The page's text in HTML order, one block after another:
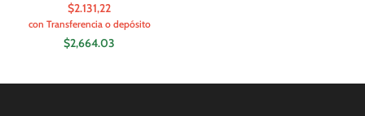
$2.131,22
con Transferencia o depósito
$2,664.03